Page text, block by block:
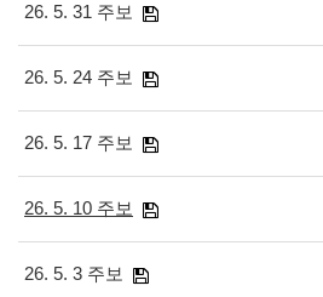
26. 5. 31 주보
26. 5. 24 주보
26. 5. 17 주보
26. 5. 10 주보
26. 5. 3 주보